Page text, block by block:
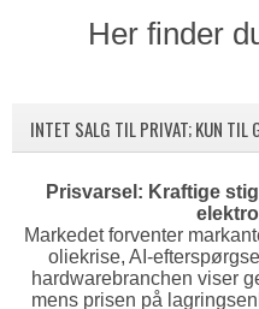
Her finder
INTET SALG TIL PRIVAT; KUN TIL
Prisvarsel: Kraftige
Markedet forventer
oliekrise, AI-
hardwarebranchen viser
mens prisen på